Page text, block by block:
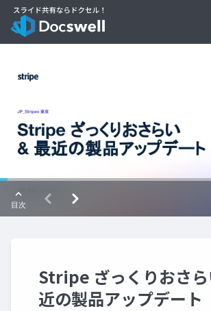
Stripe ざっくりおさら
近の製品アップデート